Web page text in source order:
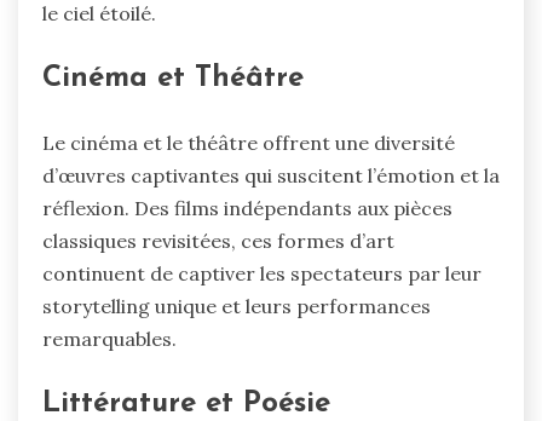
le ciel étoilé.
Cinéma et Théâtre
Le cinéma et le théâtre offrent une diversité
d’œuvres captivantes qui suscitent l’émotion et la
réflexion. Des films indépendants aux pièces
classiques revisitées, ces formes d’art
continuent de captiver les spectateurs par leur
storytelling unique et leurs performances
remarquables.
Littérature et Poésie